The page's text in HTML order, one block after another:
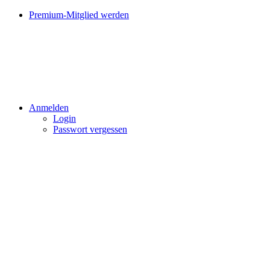
Premium-Mitglied werden
Anmelden
Login
Passwort vergessen